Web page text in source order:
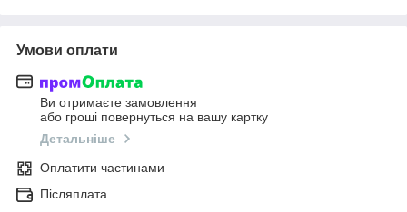
Умови оплати
Ви отримаєте замовлення
або гроші повернуться на вашу картку
Детальніше
Оплатити частинами
Післяплата